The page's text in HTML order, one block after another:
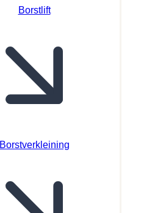
Borstlift
Borstverkleining